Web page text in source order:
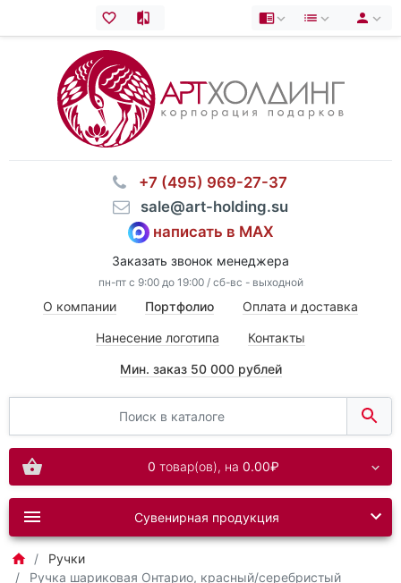
⠀+7 (495) 969-27-37
⠀sale@art-holding.su
написать в MAX
Заказать звонок менеджера
пн-пт с 9:00 до 19:00 / сб-вс - выходной
О компании Портфолио Оплата и доставка
Нанесение логотипа Контакты
Мин. заказ 50 000 рублей
0 товар(ов), на 0.00₽
Сувенирная продукция
Ручки
Ручка шариковая Онтарио, красный/серебристый